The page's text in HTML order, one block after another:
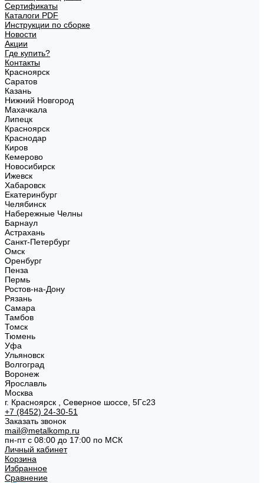
Сертификаты
Каталоги PDF
Инструкции по сборке
Новости
Акции
Где купить?
Контакты
Красноярск
Саратов
Казань
Нижний Новгород
Махачкала
Липецк
Красноярск
Краснодар
Киров
Кемерово
Новосибирск
Ижевск
Хабаровск
Екатеринбург
Челябинск
Набережные Челны
Барнаул
Астрахань
Санкт-Петербург
Омск
Оренбург
Пенза
Пермь
Ростов-на-Дону
Рязань
Самара
Тамбов
Томск
Тюмень
Уфа
Ульяновск
Волгоград
Воронеж
Ярославль
Москва
г. Красноярск , Северное шоссе, 5Гс23
+7 (8452) 24-30-51
Заказать звонок
mail@metalkomp.ru
пн-пт с 08:00 до 17:00 по МСК
Личный кабинет
Корзина
Избранное
Сравнение